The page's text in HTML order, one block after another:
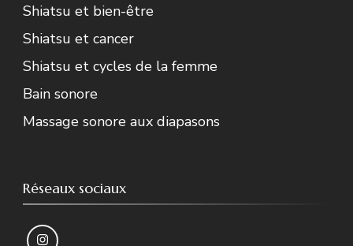
Shiatsu et bien-être
Shiatsu et cancer
Shiatsu et cycles de la femme
Bain sonore
Massage sonore aux diapasons
Réseaux sociaux